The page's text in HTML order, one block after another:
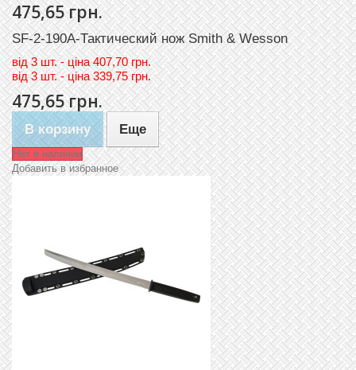
475,65 грн.
SF-2-190A-Тактический нож Smith & Wesson
вiд3 шт. - цiна 407,70 грн.
вiд3 шт. - цiна 339,75 грн.
475,65 грн.
В корзину Еще
Нет в наличии
Добавить в избранное